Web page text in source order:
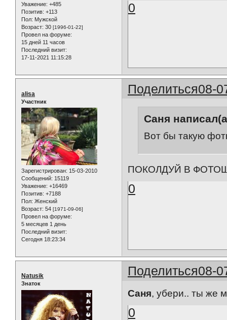
Уважение: +485
Позитив: +113
Пол: Мужской
Возраст: 30 [1996-01-22]
Провел на форуме:
15 дней 11 часов
Последний визит:
17-11-2021 11:15:28
0
Поделиться08-
alisa
Участник
Зарегистрирован: 15-03-2010
Сообщений: 15119
Уважение: +16469
Позитив: +7188
Пол: Женский
Возраст: 54 [1971-09-06]
Провел на форуме:
5 месяцев 1 день
Последний визит:
Сегодня 18:23:34
Саня
Вот бы такую
ПОКОЛДУЙ В
0
Поделиться08-
Natusik
Знаток
Саня, убери.. ты же
0